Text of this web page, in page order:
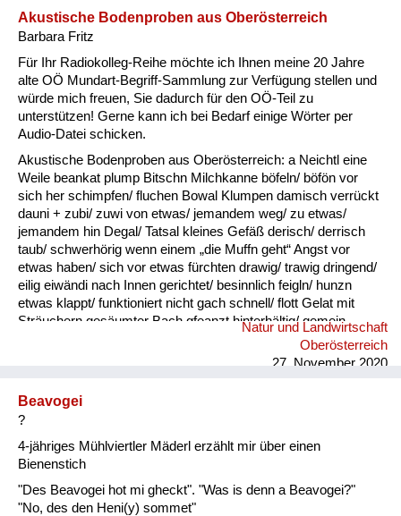
Bauernhofes, meistens mit Grantiplatten gschamig schüchtern
hantig bitter hawan mit großem Appetit essen heiln Unkraut
jäten hibei + hidau nahe an ...
Akustische Bodenproben aus Oberösterreich
Barbara Fritz
Für Ihr Radiokolleg-Reihe möchte ich Ihnen meine 20 Jahre
alte OÖ Mundart-Begriff-Sammlung zur Verfügung stellen und
würde mich freuen, Sie dadurch für den OÖ-Teil zu
unterstützen! Gerne kann ich bei Bedarf einige Wörter per
Audio-Datei schicken.
Akustische Bodenproben aus Oberösterreich: a Neichtl eine
Weile beankat plump Bitschn Milchkanne böfeln/ böfön vor
sich her schimpfen/ fluchen Bowal Klumpen damisch verrückt
dauni + zubi/ zuwi von etwas/ jemandem weg/ zu etwas/
jemandem hin Degal/ Tatsal kleines Gefäß derisch/ derrisch
taub/ schwerhörig wenn einem „die Muffn geht“ Angst vor
etwas haben/ sich vor etwas fürchten drawig/ trawig dringend/
eilig eiwändi nach Innen gerichtet/ besinnlich feigln/ hunzn
etwas klappt/ funktioniert nicht gach schnell/ flott Gelat mit
Sträuchern gesäumter Bach gfeanzt hinterhältig/ gemein
gnauzn/ gnean jammern Goder Doppelkinn gogatzn
zwitschern griawig nett/ süß Granda Granittrog grawutisch
Bauernhofes, meistens mit Grantiplatten gschamig schüchtern
hantig bitter hawan mit großem Appetit essen heiln Unkraut
jäten hibei + hidau nahe an ...
Natur und Landwirtschaft
Oberösterreich
27. November 2020
Beavogei
?
4-jähriges Mühlviertler Mäderl erzählt mir über einen
Bienenstich
"Des Beavogei hot mi gheckt". "Was is denn a Beavogei?"
"No, des den Heni(y) sommet"